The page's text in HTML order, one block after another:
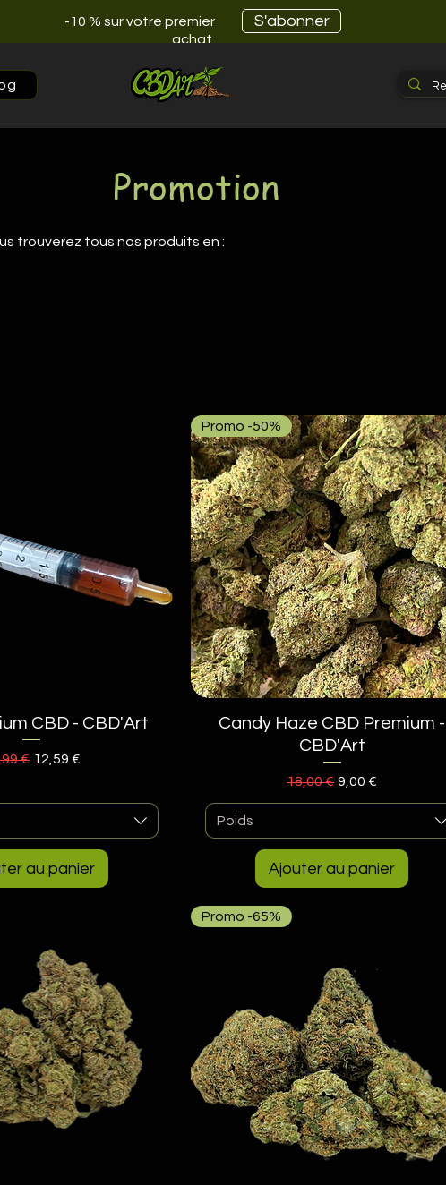
-10 % sur votre premier
achat
S'abonner
Promotion
trouverez tous nos produits en :
rapide
CBD - CBD'Art
original
€ Prix promotionnel
12,59 €
au panier
Aperçu rapide
Promo -50%
Candy Haze CBD Premium -
CBD'Art
Prix original
18,00 € Prix promotionnel
9,00 €
Poids
Ajouter au panier
Promo -65%